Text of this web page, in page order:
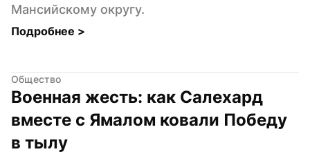
Мансийскому округу.
Подробнее >
Общество
Военная жесть: как Салехард
вместе с Ямалом ковали Победу
в тылу